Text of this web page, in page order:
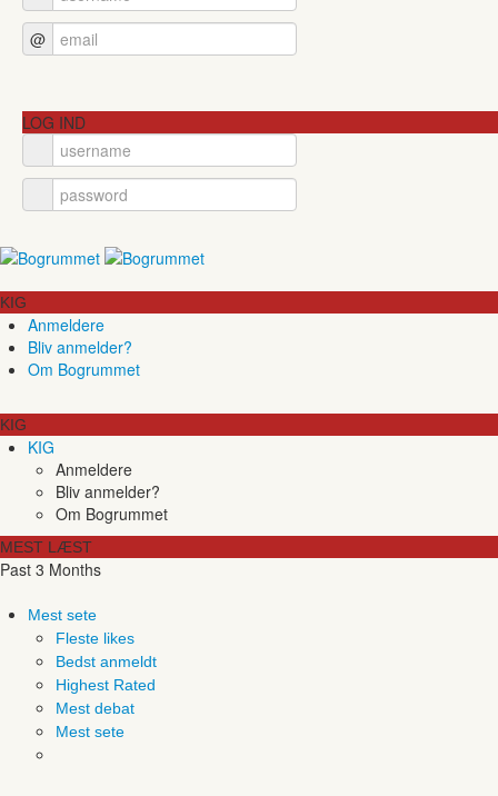
@
LOG IND
KIG
Anmeldere
Bliv anmelder?
Om Bogrummet
KIG
KIG
Anmeldere
Bliv anmelder?
Om Bogrummet
MEST LÆST
Past 3 Months
Mest sete
Fleste likes
Bedst anmeldt
Highest Rated
Mest debat
Mest sete